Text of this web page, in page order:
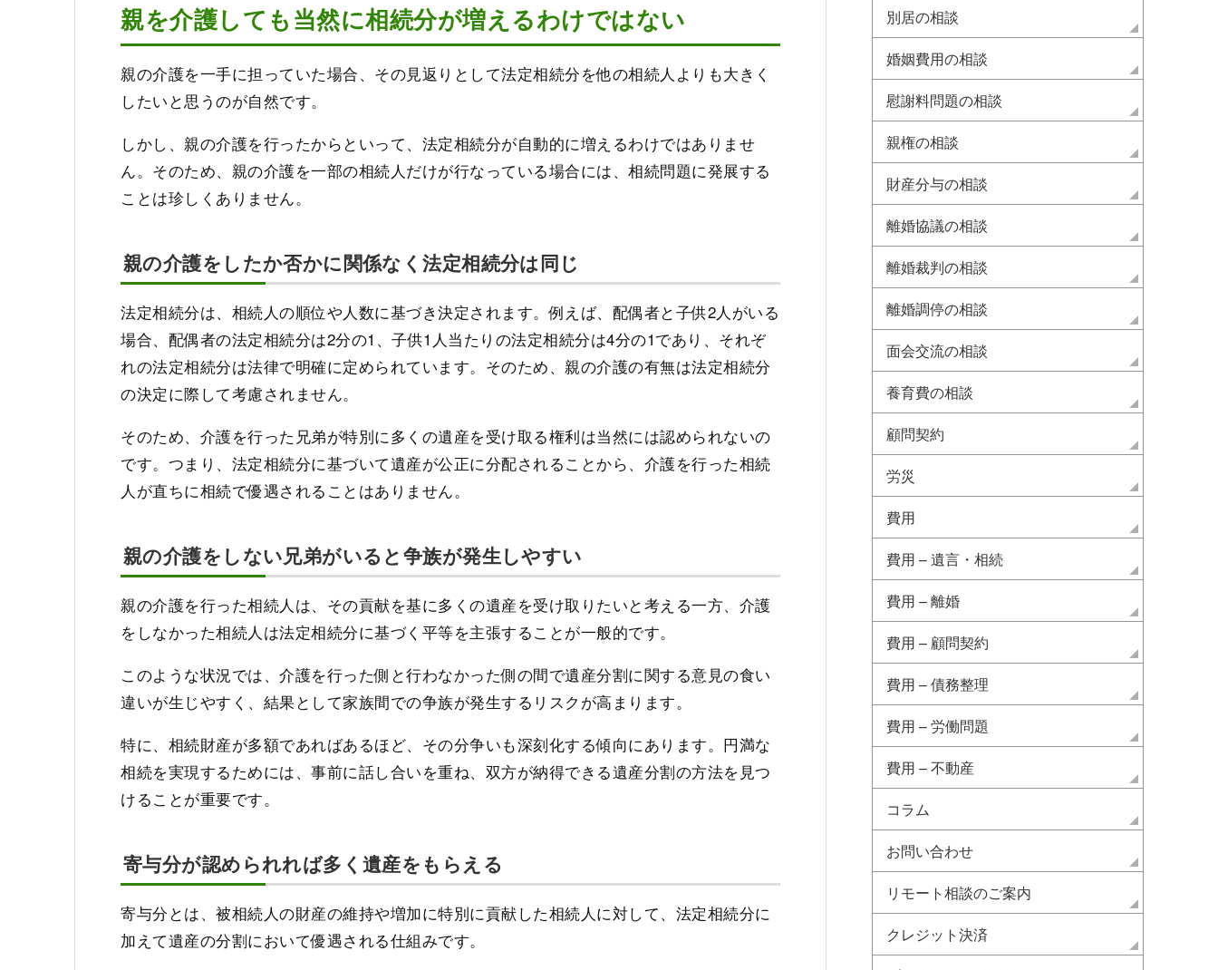
親を介護しても当然に相続分が増えるわけではない
親の介護を一手に担っていた場合、その見返りとして法定相続分を他の相続人よりも大きく
したいと思うのが自然です。
しかし、親の介護を行ったからといって、法定相続分が自動的に増えるわけではありませ
ん。そのため、親の介護を一部の相続人だけが行なっている場合には、相続問題に発展する
ことは珍しくありません。
親の介護をしたか否かに関係なく法定相続分は同じ
法定相続分は、相続人の順位や人数に基づき決定されます。例えば、配偶者と子供2人がいる
場合、配偶者の法定相続分は2分の1、子供1人当たりの法定相続分は4分の1であり、それぞ
れの法定相続分は法律で明確に定められています。そのため、親の介護の有無は法定相続分
の決定に際して考慮されません。
そのため、介護を行った兄弟が特別に多くの遺産を受け取る権利は当然には認められないの
です。つまり、法定相続分に基づいて遺産が公正に分配されることから、介護を行った相続
人が直ちに相続で優遇されることはありません。
親の介護をしない兄弟がいると争族が発生しやすい
親の介護を行った相続人は、その貢献を基に多くの遺産を受け取りたいと考える一方、介護
をしなかった相続人は法定相続分に基づく平等を主張することが一般的です。
このような状況では、介護を行った側と行わなかった側の間で遺産分割に関する意見の食い
違いが生じやすく、結果として家族間での争族が発生するリスクが高まります。
特に、相続財産が多額であればあるほど、その分争いも深刻化する傾向にあります。円満な
相続を実現するためには、事前に話し合いを重ね、双方が納得できる遺産分割の方法を見つ
けることが重要です。
寄与分が認められれば多く遺産をもらえる
寄与分とは、被相続人の財産の維持や増加に特別に貢献した相続人に対して、法定相続分に
加えて遺産の分割において優遇される仕組みです。
別居の相談
婚姻費用の相談
慰謝料問題の相談
親権の相談
財産分与の相談
離婚協議の相談
離婚裁判の相談
離婚調停の相談
面会交流の相談
養育費の相談
顧問契約
労災
費用
費用 – 遺言・相続
費用 – 離婚
費用 – 顧問契約
費用 – 債務整理
費用 – 労働問題
費用 – 不動産
コラム
お問い合わせ
リモート相談のご案内
クレジット決済